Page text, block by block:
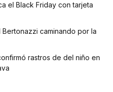
el Black Friday con tarjeta
caminando por la
rastros de del niño en